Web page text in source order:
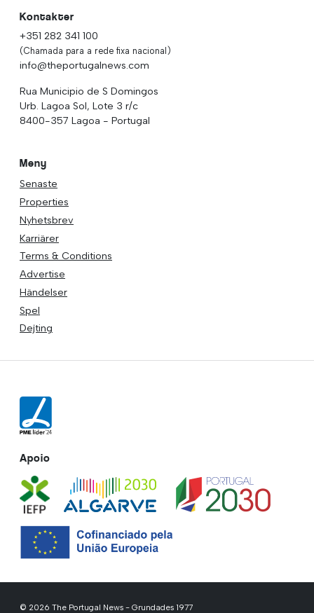
Kontakter
+351 282 341 100
(Chamada para a rede fixa nacional)
info@theportugalnews.com
Rua Municipio de S Domingos
Urb. Lagoa Sol, Lote 3 r/c
8400-357 Lagoa - Portugal
Meny
Senaste
Properties
Nyhetsbrev
Karriärer
Terms & Conditions
Advertise
Händelser
Spel
Dejting
Apoio
© 2026 The Portugal News - Grundades 1977